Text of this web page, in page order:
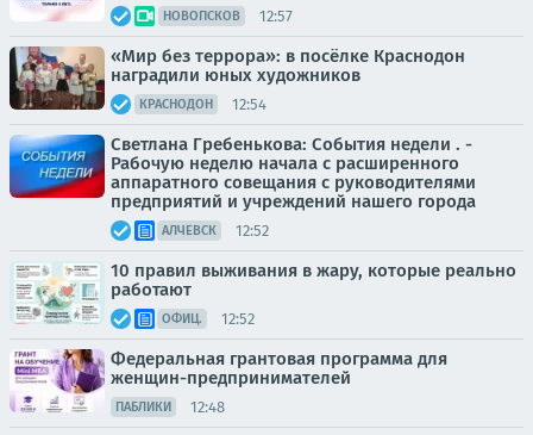
НОВОПСКОВ 12:57
«Мир без террора»: в посёлке Краснодон
наградили юных художников
КРАСНОДОН 12:54
Светлана Гребенькова: События недели . -
Рабочую неделю начала с расширенного
аппаратного совещания с руководителями
предприятий и учреждений нашего города
АЛЧЕВСК 12:52
10 правил выживания в жару, которые реально
работают
ОФИЦ. 12:52
Федеральная грантовая программа для
женщин-предпринимателей
ПАБЛИКИ 12:48